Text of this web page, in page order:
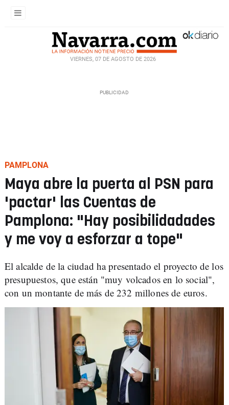
VIERNES, 07 DE AGOSTO DE 2026
PAMPLONA
Maya abre la puerta al PSN para
'pactar' las Cuentas de
Pamplona: "Hay posibilidadades
y me voy a esforzar a tope"
El alcalde de la ciudad ha presentado el proyecto de los
presupuestos, que están "muy volcados en lo social",
con un montante de más de 232 millones de euros.